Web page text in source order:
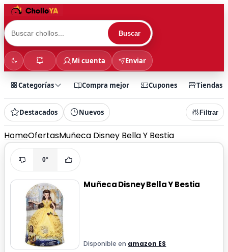
Buscar
Mi cuenta Enviar
Categorías Compra mejor Cupones Tiendas
Destacados Nuevos Filtrar
HomeOfertasMuñeca Disney Bella Y Bestia
0°
Muñeca Disney Bella Y Bestia
Disponible en amazon ES